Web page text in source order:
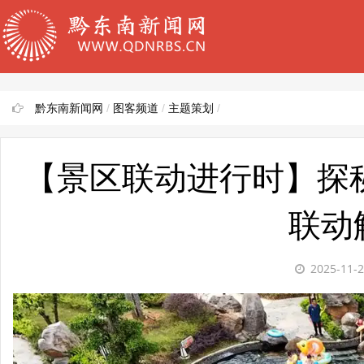
黔东南新闻网 / 图客频道 / 主题策划 /
【景区联动进行时】
联动
2025-11-